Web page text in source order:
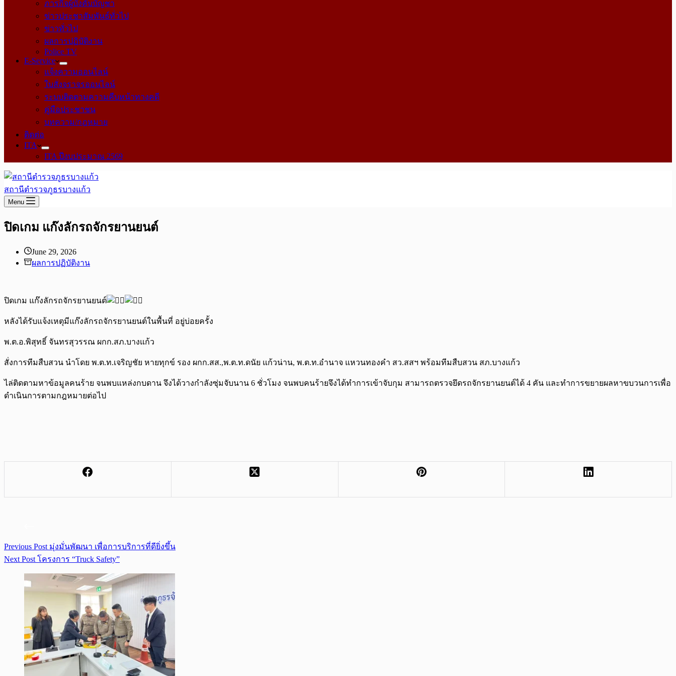
ภารกิจผู้บังคับบัญชา
ข่าวประชาสัมพันธ์ทั่วไป
ข่าวทั่วไป
ผลการปฏิบัติงาน
Police TV
E-Service
แจ้งความออนไลน์
ใบสั่งจราจรออนไลน์
ระบบติดตามความคืบหน้าทางคดี
คู่มือประชาชน
บทความ/กฎหมาย
ติดต่อ
ITA
ITA ปีงบประมาณ 2569
สถานีตำรวจภูธรบางแก้ว
Menu
ปิดเกม แก๊งลักรถจักรยานยนต์
June 29, 2026
ผลการปฏิบัติงาน
ปิดเกม แก๊งลักรถจักรยานยนต์
หลังได้รับแจ้งเหตุมีแก๊งลักรถจักรยานยนต์ในพื้นที่ อยู่บ่อยครั้ง
พ.ต.อ.พิสุทธิ์ จันทรสุวรรณ ผกก.สภ.บางแก้ว
สั่งการทีมสืบสวน นำโดย พ.ต.ท.เจริญชัย หายทุกข์ รอง ผกก.สส.,พ.ต.ท.ดนัย แก้วน่าน, พ.ต.ท.อำนาจ แหวนทองคำ สว.สสฯ พร้อมทีมสืบสวน สภ.บางแก้ว
ไล่ติดตามหาข้อมูลคนร้าย จนพบแหล่งกบดาน จึงได้วางกำลังซุ่มจับนาน 6 ชั่วโมง จนพบคนร้ายจึงได้ทำการเข้าจับกุม สามารถตรวจยึดรถจักรยานยนต์ได้ 4 คัน และทำการขยายผลหาขบวนการเพื่อ
ดำเนินการตามกฎหมายต่อไป
Previous Post มุ่งมั่นพัฒนา เพื่อการบริการที่ดียิ่งขึ้น
Next Post โครงการ “Truck Safety”